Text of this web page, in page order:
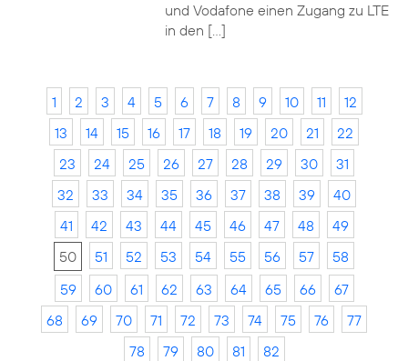
und Vodafone einen Zugang zu LTE
in den […]
1 2 3 4 5 6 7 8 9 10 11
12
13
14 15 16 17 18 19 20 21
22
23
24 25 26 27 28 29 30
31
32
33 34 35 36 37 38 39
40
41
42 43 44 45 46 47 48
49
50
51 52 53 54 55 56 57
58
59
60 61 62 63 64 65 66
67
68
69 70 71 72 73 74 75 76
77
78
79 80 81 82